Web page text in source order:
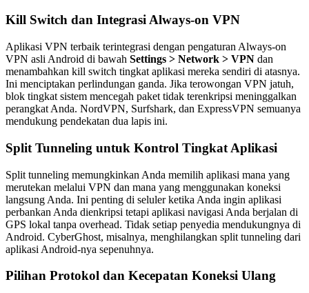
Kill Switch dan Integrasi Always-on VPN
Aplikasi VPN terbaik terintegrasi dengan pengaturan Always-on
VPN asli Android di bawah Settings > Network > VPN dan
menambahkan kill switch tingkat aplikasi mereka sendiri di atasnya.
Ini menciptakan perlindungan ganda. Jika terowongan VPN jatuh,
blok tingkat sistem mencegah paket tidak terenkripsi meninggalkan
perangkat Anda. NordVPN, Surfshark, dan ExpressVPN semuanya
mendukung pendekatan dua lapis ini.
Split Tunneling untuk Kontrol Tingkat Aplikasi
Split tunneling memungkinkan Anda memilih aplikasi mana yang
merutekan melalui VPN dan mana yang menggunakan koneksi
langsung Anda. Ini penting di seluler ketika Anda ingin aplikasi
perbankan Anda dienkripsi tetapi aplikasi navigasi Anda berjalan di
GPS lokal tanpa overhead. Tidak setiap penyedia mendukungnya di
Android. CyberGhost, misalnya, menghilangkan split tunneling dari
aplikasi Android-nya sepenuhnya.
Pilihan Protokol dan Kecepatan Koneksi Ulang